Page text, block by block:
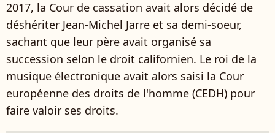
2017, la Cour de cassation avait alors décidé de
déshériter Jean-Michel Jarre et sa demi-soeur,
sachant que leur père avait organisé sa
succession selon le droit californien. Le roi de la
musique électronique avait alors saisi la Cour
européenne des droits de l'homme (CEDH) pour
faire valoir ses droits.